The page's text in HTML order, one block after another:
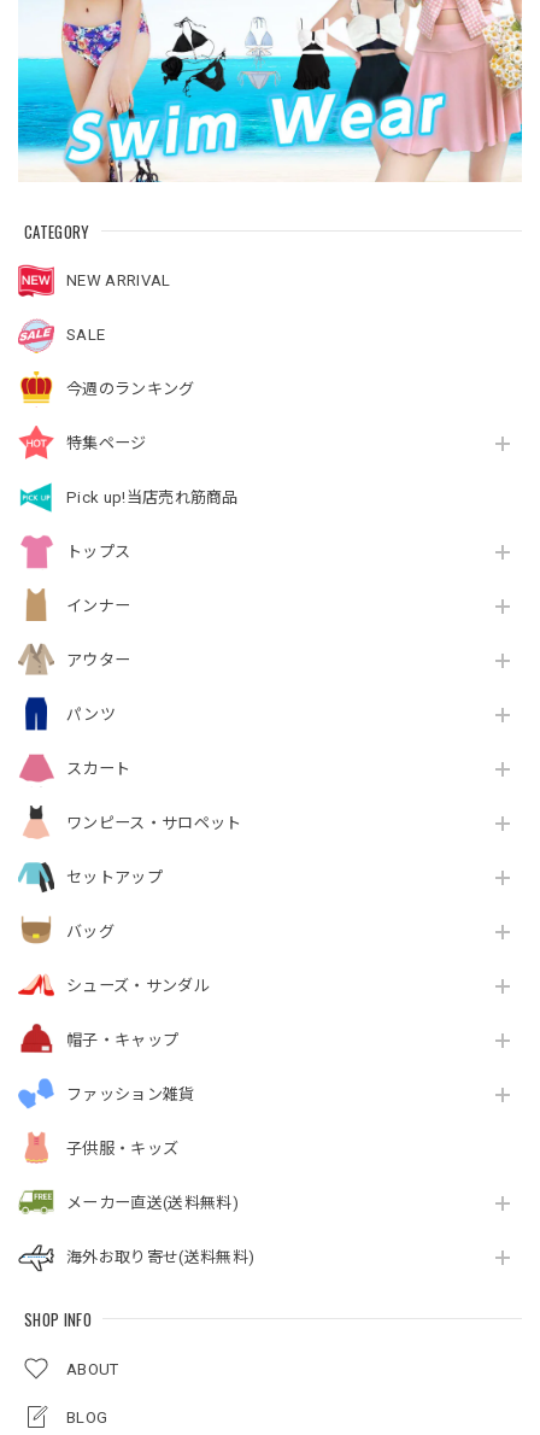
CATEGORY
NEW ARRIVAL
SALE
今週のランキング
特集ページ
Pick up!当店売れ筋商品
トップス
インナー
アウター
パンツ
スカート
ワンピース・サロペット
セットアップ
バッグ
シューズ・サンダル
帽子・キャップ
ファッション雑貨
子供服・キッズ
メーカー直送(送料無料)
海外お取り寄せ(送料無料)
SHOP INFO
ABOUT
BLOG